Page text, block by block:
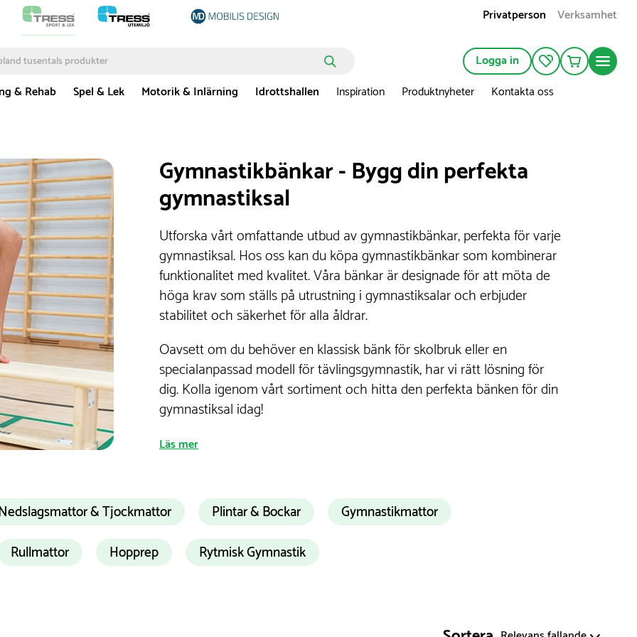
Privatperson Verksamhet
Logga in
& Rehab Spel & Lek Motorik & Inlärning Idrottshallen Inspiration Produktnyheter Kontakta oss
Gymnastikbänkar - Bygg din perfekta
gymnastiksal
Utforska vårt omfattande utbud av gymnastikbänkar, perfekta för varje
gymnastiksal. Hos oss kan du köpa gymnastikbänkar som kombinerar
funktionalitet med kvalitet. Våra bänkar är designade för att möta de
höga krav som ställs på utrustning i gymnastiksalar och erbjuder
stabilitet och säkerhet för alla åldrar.
Oavsett om du behöver en klassisk bänk för skolbruk eller en
specialanpassad modell för tävlingsgymnastik, har vi rätt lösning för
dig. Kolla igenom vårt sortiment och hitta den perfekta bänken för din
gymnastiksal idag!
Läs mer
för att garantera hållbarhet och säkerhet under
möjliga träningsupplevelsen genom att erbjuda
& Tjockmattor Plintar & Bockar
Gymnastikmattor
Rullmattor Hopprep Rytmisk Gymnastik